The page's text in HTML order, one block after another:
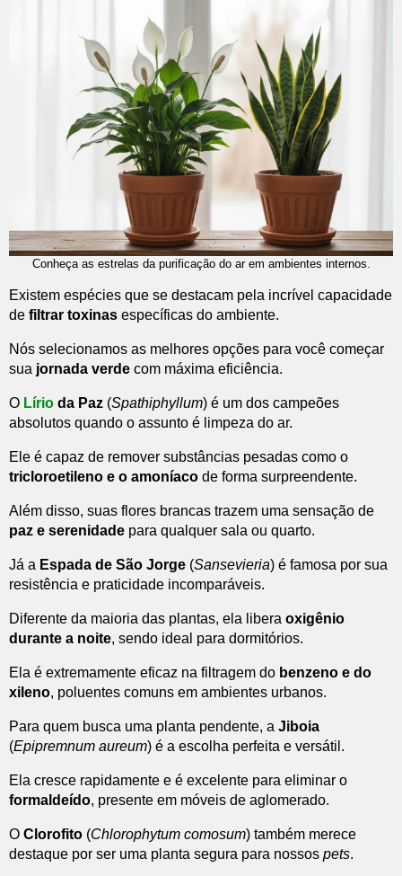
Conheça as estrelas da purificação do ar em ambientes internos.
Existem espécies que se destacam pela incrível capacidade
de filtrar toxinas específicas do ambiente.
Nós selecionamos as melhores opções para você começar
sua jornada verde com máxima eficiência.
O Lírio da Paz (Spathiphyllum) é um dos campeões
absolutos quando o assunto é limpeza do ar.
Ele é capaz de remover substâncias pesadas como o
tricloroetileno e o amoníaco de forma surpreendente.
Além disso, suas flores brancas trazem uma sensação de
paz e serenidade para qualquer sala ou quarto.
Já a Espada de São Jorge (Sansevieria) é famosa por sua
resistência e praticidade incomparáveis.
Diferente da maioria das plantas, ela libera oxigênio
durante a noite, sendo ideal para dormitórios.
Ela é extremamente eficaz na filtragem do benzeno e do
xileno, poluentes comuns em ambientes urbanos.
Para quem busca uma planta pendente, a Jiboia
(Epipremnum aureum) é a escolha perfeita e versátil.
Ela cresce rapidamente e é excelente para eliminar o
formaldeído, presente em móveis de aglomerado.
O Clorofito (Chlorophytum comosum) também merece
destaque por ser uma planta segura para nossos pets.